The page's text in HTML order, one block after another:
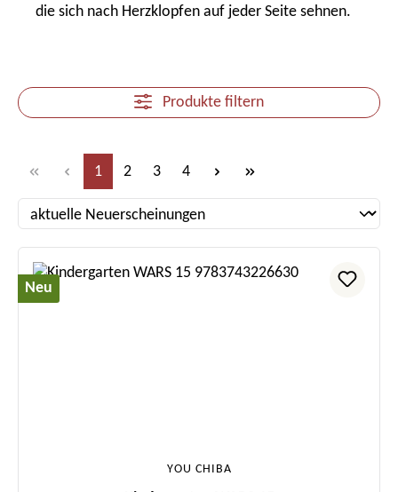
die sich nach Herzklopfen auf jeder Seite sehnen.
Produkte filtern
Seite
1 Seite
2 Seite
3 Seite
4
Neu
YOU CHIBA